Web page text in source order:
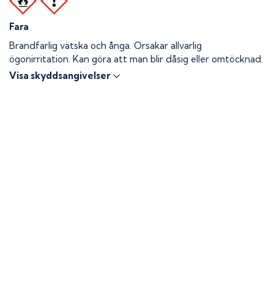
Fara
Brandfarlig vätska och ånga. Orsakar allvarlig
ögonirritation. Kan göra att man blir dåsig eller omtöcknad.
Visa skyddsangivelser